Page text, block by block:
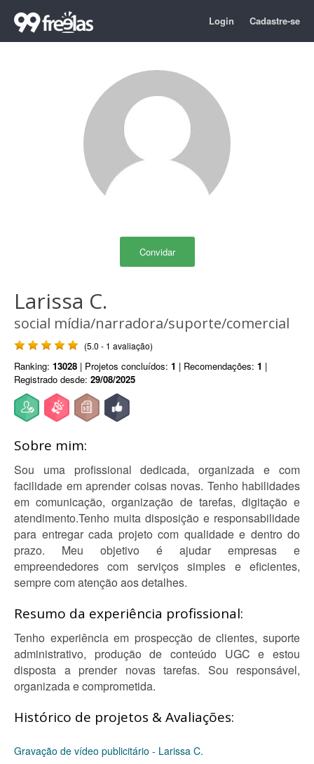
Login Cadastre-se
Convidar
Larissa C.
social mídia/narradora/suporte/comercial
(5.0 - 1 avaliação)
Ranking: 13028 | Projetos concluídos: 1 | Recomendações: 1 |
Registrado desde: 29/08/2025
Sobre mim:
Sou uma profissional dedicada, organizada e com
facilidade em aprender coisas novas. Tenho habilidades
em comunicação, organização de tarefas, digitação e
atendimento.Tenho muita disposição e responsabilidade
para entregar cada projeto com qualidade e dentro do
prazo. Meu objetivo é ajudar empresas e
empreendedores com serviços simples e eficientes,
sempre com atenção aos detalhes.
Resumo da experiência profissional:
Tenho experiência em prospecção de clientes, suporte
administrativo, produção de conteúdo UGC e estou
disposta a prender novas tarefas. Sou responsável,
organizada e comprometida.
Histórico de projetos & Avaliações:
Gravação de vídeo publicitário - Larissa C.